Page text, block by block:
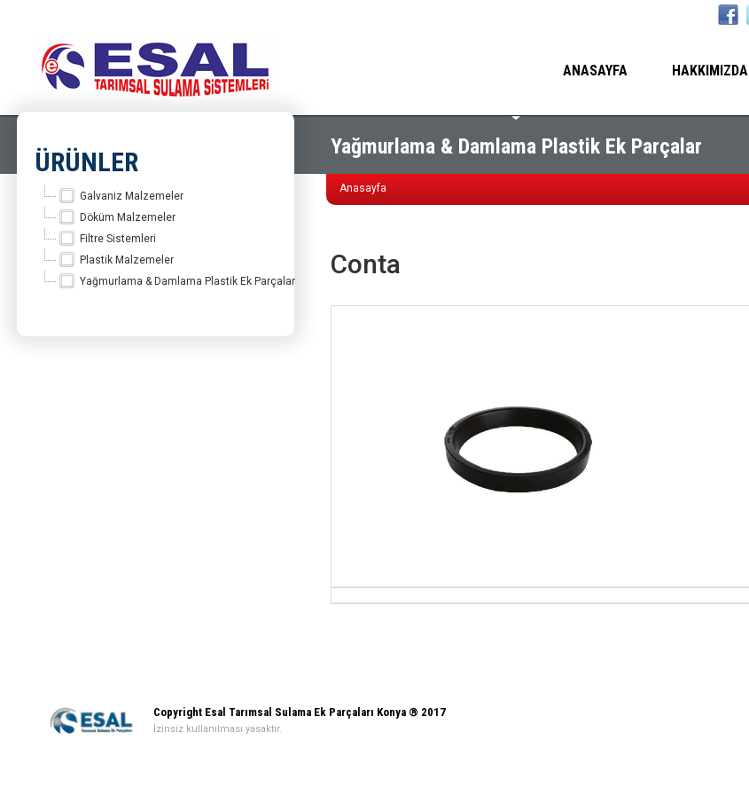
ANASAYFA HAKKIMIZDA
ÜRÜNLER
Galvaniz Malzemeler
Döküm Malzemeler
Filtre Sistemleri
Plastik Malzemeler
Yağmurlama & Damlama Plastik Ek Parçalar
Yağmurlama & Damlama Plastik Ek Parçalar
Anasayfa
Conta
Copyright Esal Tarımsal Sulama Ek Parçaları Konya ® 2017
İzinsiz kullanılması yasaktır.